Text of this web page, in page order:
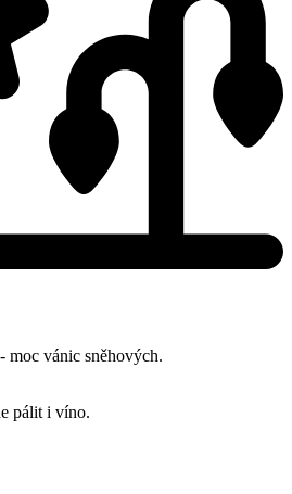
moc vánic sněhových.
pálit i víno.